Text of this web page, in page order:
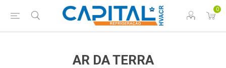
0
AR DA TERRA